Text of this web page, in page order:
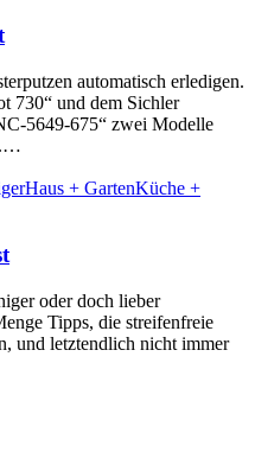
automatisch erledigen.
730“ und dem Sichler
5649-675“ zwei Modelle
Haus + GartenKüche +
oder doch lieber
Tipps, die streifenfreie
und letztendlich nicht immer